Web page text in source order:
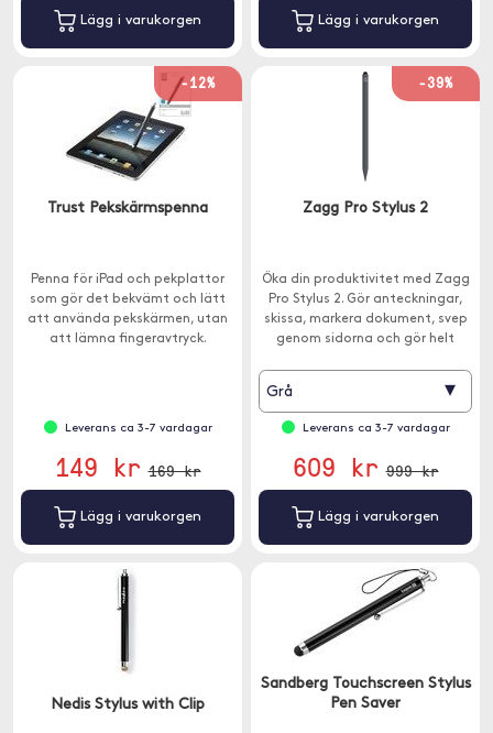
Lägg i varukorgen Lägg i varukorgen
-12%
Trust Pekskärmspenna
Penna för iPad och pekplattor
som gör det bekvämt och lätt
att använda pekskärmen, utan
att lämna fingeravtryck.
Leverans ca 3-7 vardagar
149 kr 169 kr
Lägg i varukorgen
-39%
Zagg Pro Stylus 2
Öka din produktivitet med Zagg
Pro Stylus 2. Gör anteckningar,
skissa, markera dokument, svep
genom sidorna och gör helt
Grå ▾
Leverans ca 3-7 vardagar
609 kr 999 kr
Lägg i varukorgen
Nedis Stylus with Clip
Sandberg Touchscreen Stylus
Pen Saver